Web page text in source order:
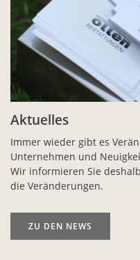
Aktuelles
Immer wieder gibt es
Unternehmen und
Wir informieren Sie
die Veränderungen.
ZU DEN NEWS